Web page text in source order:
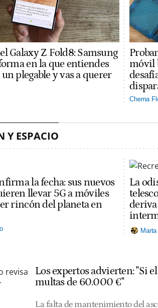
Galaxy Z Fold8: Samsung
en la que entiendes
plegable y vas a querer
móvil
Chema
Y ESPACIO
la fecha: sus nuevos
llevar 5G a móviles
rincón del planeta en
La
Los expertos advierten: "Si
multas de 60.000 €"
La falta de mantenimiento del